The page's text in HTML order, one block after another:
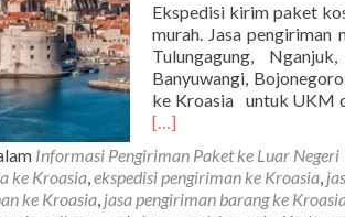
Ekspedisi kirim paket
murah. Jasa pengiriman
Tulungagung,
Banyuwangi,
ke Kroasia untuk UKM
[…]
Informasi Pengiriman Paket ke Luar Negeri
ke Kroasia,ekspedisi pengiriman ke Kroasia,
ke Kroasia, jasa pengiriman barang ke